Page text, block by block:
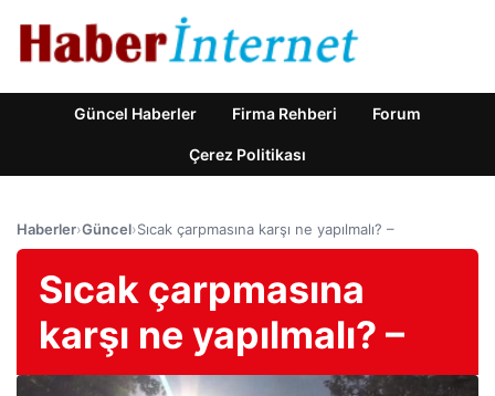
Güncel Haberler Firma Rehberi Forum
Çerez Politikası
Haberler›Güncel›Sıcak çarpmasına karşı ne yapılmalı? –
Sıcak çarpmasına
karşı ne yapılmalı? –